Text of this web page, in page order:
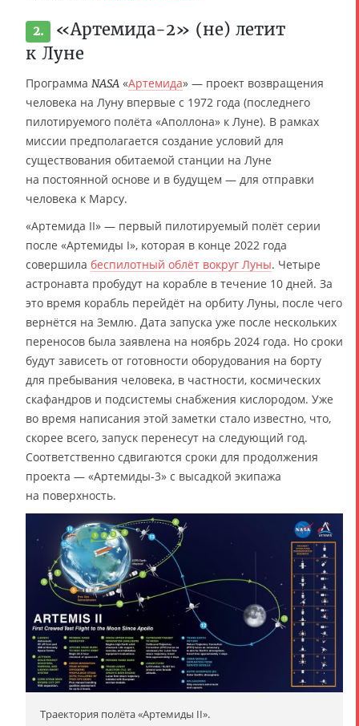
2.
«Артемида-2» (не) летит
к Луне
Программа NASA «Артемида» — проект возвращения
человека на Луну впервые с 1972 года (последнего
пилотируемого полёта «Аполлона» к Луне). В рамках
миссии предполагается создание условий для
существования обитаемой станции на Луне
на постоянной основе и в будущем — для отправки
человека к Марсу.
«Артемида II» — первый пилотируемый полёт серии
после «Артемиды I», которая в конце 2022 года
совершила беспилотный облёт вокруг Луны. Четыре
астронавта пробудут на корабле в течение 10 дней. За
это время корабль перейдёт на орбиту Луны, после чего
вернётся на Землю. Дата запуска уже после нескольких
переносов была заявлена на ноябрь 2024 года. Но сроки
будут зависеть от готовности оборудования на борту
для пребывания человека, в частности, космических
скафандров и подсистемы снабжения кислородом. Уже
во время написания этой заметки стало известно, что,
скорее всего, запуск перенесут на следующий год.
Соответственно сдвигаются сроки для продолжения
проекта — «Артемиды-3» с высадкой экипажа
на поверхность.
Траектория полёта «Артемиды II».